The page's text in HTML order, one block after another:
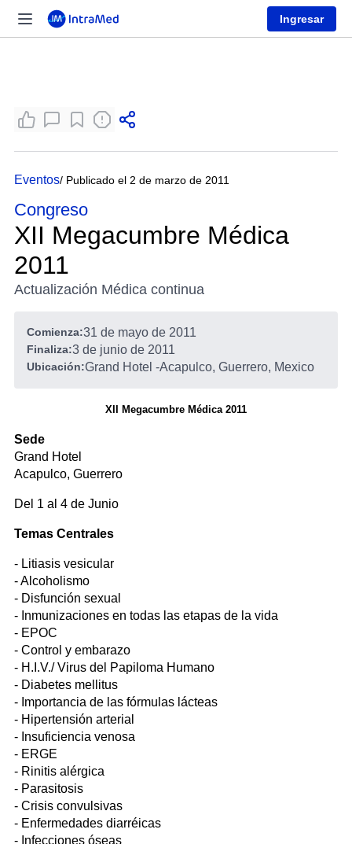
Ingresar
Eventos/ Publicado el 2 de marzo de 2011
Congreso
XII Megacumbre Médica
2011
Actualización Médica continua
Comienza:31 de mayo de 2011
Finaliza:3 de junio de 2011
Ubicación:Grand Hotel -Acapulco, Guerrero, Mexico
XII Megacumbre Médica 2011
Sede
Grand Hotel
Acapulco, Guerrero
Del 1 al 4 de Junio
Temas Centrales
- Litiasis vesicular
- Alcoholismo
- Disfunción sexual
- Inmunizaciones en todas las etapas de la vida
- EPOC
- Control y embarazo
- H.I.V./ Virus del Papiloma Humano
- Diabetes mellitus
- Importancia de las fórmulas lácteas
- Hipertensión arterial
- Insuficiencia venosa
- ERGE
- Rinitis alérgica
- Parasitosis
- Crisis convulsivas
- Enfermedades diarréicas
- Infecciones óseas